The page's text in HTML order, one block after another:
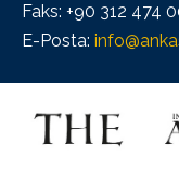
Faks: +90 312 474
E-Posta: